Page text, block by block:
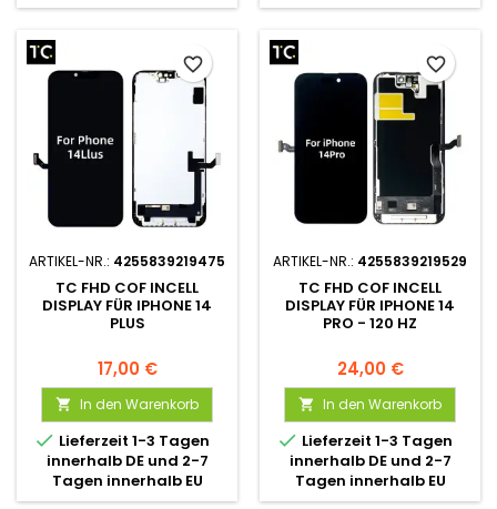
ARTIKEL-NR.: 4255839219475
TC FHD COF INCELL
DISPLAY FÜR IPHONE 14
PLUS
17,00 €
 In den Warenkorb
 Lieferzeit 1-3 Tagen
innerhalb DE und 2-7
Tagen innerhalb EU
favorite_border
ARTIKEL-NR.: 4255839219529
TC FHD COF INCELL
DISPLAY FÜR IPHONE 14
PRO - 120 HZ
24,00 €
 In den Warenkorb
 Lieferzeit 1-3 Tagen
innerhalb DE und 2-7
Tagen innerhalb EU
favorite_border